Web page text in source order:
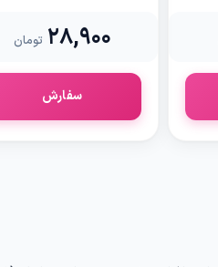
28,900 تومان
سفارش